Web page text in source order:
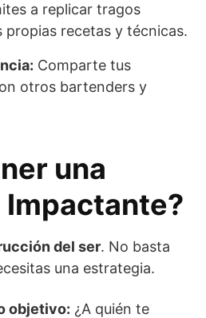
a replicar tragos
propias recetas y técnicas.
Comparte tus
otros bartenders y
una
Impactante?
del ser. No basta
una estrategia.
objetivo: ¿A quién te